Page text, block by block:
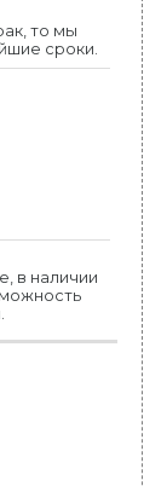
то мы
сроки.
в наличии